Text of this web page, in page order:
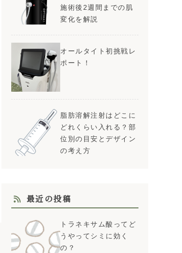
施術後2週間までの肌
変化を解説
オールタイト初挑戦レ
ポート！
脂肪溶解注射はどこに
どれくらい入れる？部
位別の目安とデザイン
の考え方
最近の投稿
トラネキサム酸ってど
うやってシミに効く
の？